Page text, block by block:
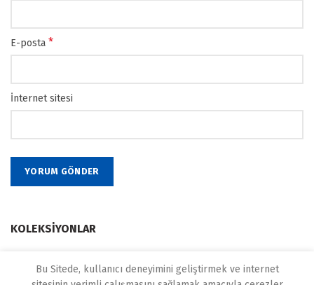
E-posta *
İnternet sitesi
KOLEKSIYONLAR
Bu Sitede, kullanıcı deneyimini geliştirmek ve internet